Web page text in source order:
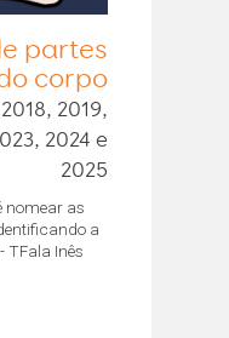
partes
corpo
2019,
2024 e
2025
nomear as
a
TFala Inês